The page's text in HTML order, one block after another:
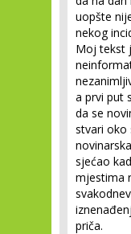
uopšte
nekog
Moj tekst
a prvi put
da se
stvari oko
sjećao
mjestima
priča.